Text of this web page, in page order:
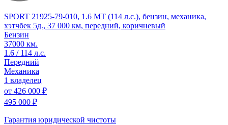
SPORT 21925-79-010, 1.6 MT (114 л.с.), бензин, механика,
хэтчбек 5д., 37 000 км, передний, коричневый
Бензин
37000 км.
1.6 / 114 л.с.
Передний
Механика
1 владелец
от 426 000 ₽
495 000 ₽
Гарантия юридической чистоты